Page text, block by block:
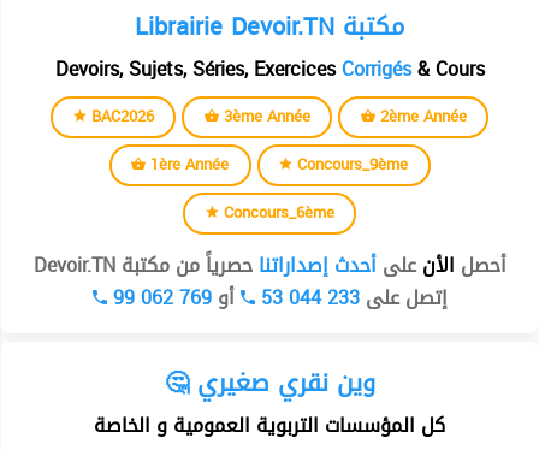
Librairie Devoir.TN مكتبة
Devoirs, Sujets, Séries, ExercicesCorrigés& Cours
BAC2026 3ème Année
2ème Année
1ère Année
Concours_9ème
Concours_6ème
أحصل الأنعلىأحدث إصداراتناحصرياً من مكتبة Devoir.TN
إتصل على53 044 233 أو99 062 769
🤔 وين نقري صغيري
كل المؤسسات التربوية العمومية و الخاصة